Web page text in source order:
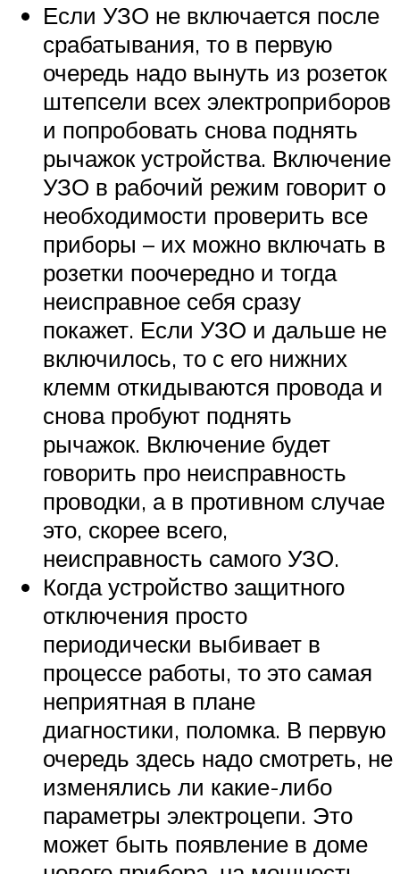
Если УЗО не включается после
срабатывания, то в первую
очередь надо вынуть из розеток
штепсели всех электроприборов
и попробовать снова поднять
рычажок устройства. Включение
УЗО в рабочий режим говорит о
необходимости проверить все
приборы – их можно включать в
розетки поочередно и тогда
неисправное себя сразу
покажет. Если УЗО и дальше не
включилось, то с его нижних
клемм откидываются провода и
снова пробуют поднять
рычажок. Включение будет
говорить про неисправность
проводки, а в противном случае
это, скорее всего,
неисправность самого УЗО.
Когда устройство защитного
отключения просто
периодически выбивает в
процессе работы, то это самая
неприятная в плане
диагностики, поломка. В первую
очередь здесь надо смотреть, не
изменялись ли какие-либо
параметры электроцепи. Это
может быть появление в доме